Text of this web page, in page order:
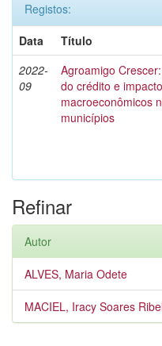
Registos:
Data
Título
2022-
09
Agroamigo
do crédito e
macroeconômicos
municípios
Refinar
Autor
ALVES, Maria Odete
MACIEL, Iracy Soares